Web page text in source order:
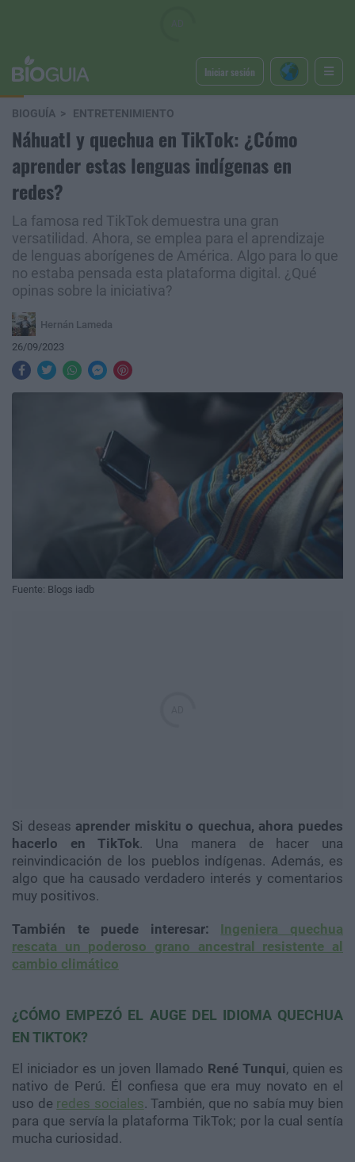
Iniciar sesión
BIOGUÍA ENTRETENIMIENTO
Náhuatl y quechua en TikTok: ¿Cómo
aprender estas lenguas indígenas en
redes?
La famosa red TikTok demuestra una gran
versatilidad. Ahora, se emplea para el aprendizaje
de lenguas aborígenes de América. Algo para lo que
no estaba pensada esta plataforma digital. ¿Qué
opinas sobre la iniciativa?
Hernán Lameda
26/09/2023
Fuente: Blogs iadb
Si deseas aprender miskitu o quechua, ahora puedes
hacerlo en TikTok. Una manera de hacer una
reinvindicación de los pueblos indígenas. Además, es
algo que ha causado verdadero interés y comentarios
muy positivos.
También te puede interesar: Ingeniera quechua
rescata un poderoso grano ancestral resistente al
cambio climático
¿CÓMO EMPEZÓ EL AUGE DEL IDIOMA QUECHUA
EN TIKTOK?
El iniciador es un joven llamado René Tunqui, quien es
nativo de Perú. Él confiesa que era muy novato en el
uso de redes sociales. También, que no sabía muy bien
para que servía la plataforma TikTok; por la cual sentía
mucha curiosidad.